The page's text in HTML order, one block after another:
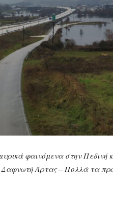
φαινόμενα στην Πεδινή
Δαφνωτή Άρτας – Πολλά τα